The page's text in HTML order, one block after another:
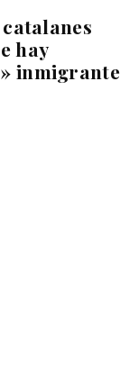
catalanes
hay